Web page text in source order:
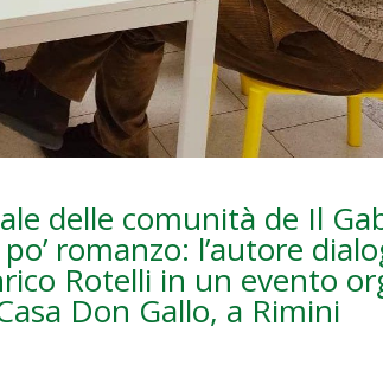
delle comunità de Il
romanzo: l’autore
Rotelli in un evento
Don Gallo, a Rimini